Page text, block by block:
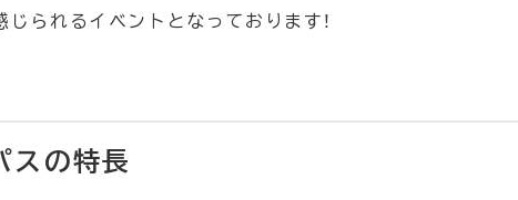
られるイベントとなっております！
スの特長